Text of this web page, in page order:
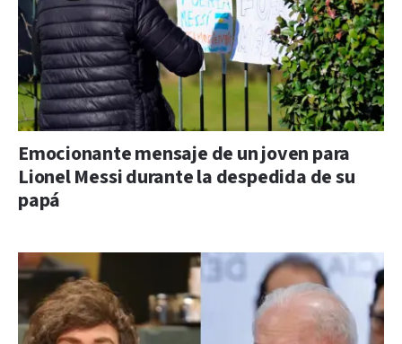
Emocionante mensaje de un joven para
Lionel Messi durante la despedida de su
papá